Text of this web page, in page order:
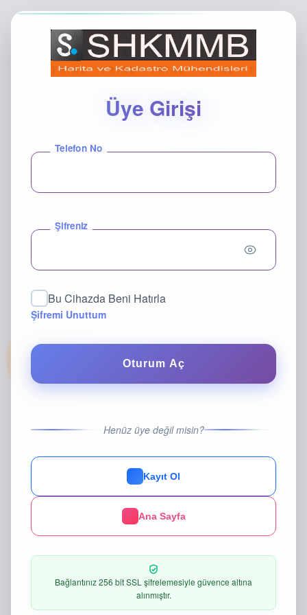
Üye Girişi
Telefon No
Şifreniz
Bu Cihazda Beni Hatırla
Şifremi Unuttum
Oturum Aç
Henüz üye değil misin?
Kayıt Ol
Ana Sayfa
Bağlantınız 256 bit SSL şifrelemesiyle güvence altına
alınmıştır.